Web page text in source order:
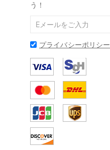
う！
プライバシーポリシー